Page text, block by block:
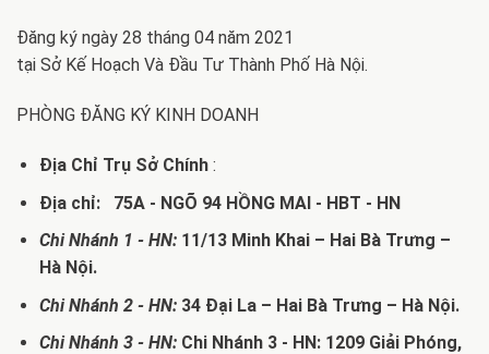
Đăng ký ngày 28 tháng 04 năm 2021
tại Sở Kế Hoạch Và Đầu Tư Thành Phố Hà Nội.
PHÒNG ĐĂNG KÝ KINH DOANH
Địa Chỉ Trụ Sở Chính:
Địa chỉ: 75A - NGÕ 94 HỒNG MAI - HBT - HN
Chi Nhánh 1 - HN:11/13 Minh Khai – Hai Bà Trưng –
Hà Nội.
Chi Nhánh 2 - HN:34 Đại La – Hai Bà Trưng – Hà Nội.
Chi Nhánh 3 - HN:Chi Nhánh 3 - HN: 1209 Giải Phóng,